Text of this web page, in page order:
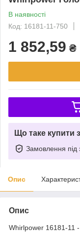
В наявності
Код: 16181-11-750
1 852,59 ₴
Що таке купити
Замовлення під
Опис
Опис
Whirlpower 16181-11 -